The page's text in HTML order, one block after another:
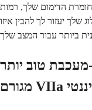
חומרת הדימום שלך, רמות
יעזור לך להבין איזו
טוב יותר